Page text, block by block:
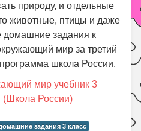
природу, и отдельные
животные, птицы и даже
домашние задания к
мир за третий
школа России.
мир учебник 3
(Школа России)
задания 3 класс